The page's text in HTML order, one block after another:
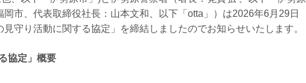
市、代表取締役社長：山本文和、以下「otta」）は2026年6月29日
守り活動に関する協定」を締結しましたのでお知らせいたします。
協定」概要